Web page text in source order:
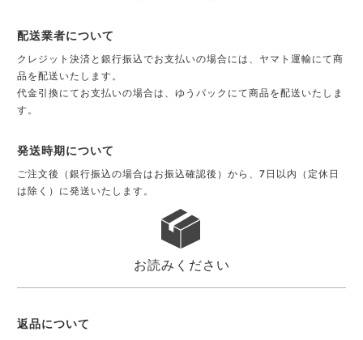
配送業者について
クレジット決済と銀行振込でお支払いの場合には、ヤマト運輸にて商
品を配送いたします。
代金引換にてお支払いの場合は、ゆうパックにて商品を配送いたしま
す。
発送時期について
ご注文後（銀行振込の場合はお振込確認後）から、7日以内（定休日
は除く）に発送いたします。
お読みください
返品について